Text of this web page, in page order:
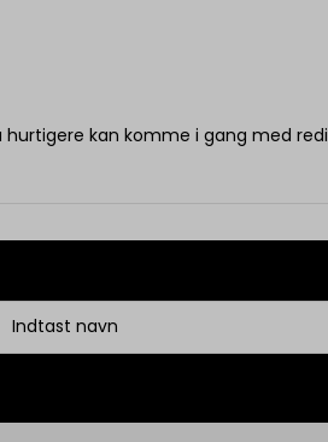
kan komme i gang med